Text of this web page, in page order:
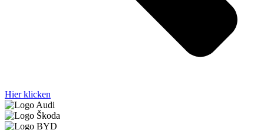
Hier klicken